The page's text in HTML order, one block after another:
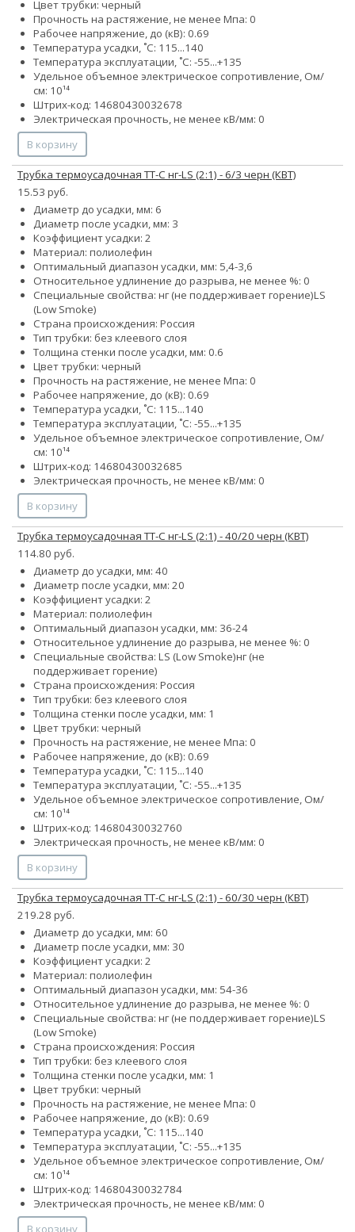
Цвет трубки: черный
Прочность на растяжение, не менее Мпа: 0
Рабочее напряжение, до (кВ): 0.69
Температура усадки, ˚С: 115...140
Температура эксплуатации, ˚С: -55...+135
Удельное объемное электрическое сопротивление, Ом/
см: 10¹⁴
Штрих-код: 14680430032678
Электрическая прочность, не менее кВ/мм: 0
В корзину
Трубка термоусадочная ТТ-С нг-LS (2:1) - 6/3 черн (КВТ)
15.53 руб.
Диаметр до усадки, мм: 6
Диаметр после усадки, мм: 3
Коэффициент усадки: 2
Материал: полиолефин
Оптимальный диапазон усадки, мм: 5,4-3,6
Относительное удлинение до разрыва, не менее %: 0
Специальные свойства: нг (не поддерживает горение)LS
(Low Smoke)
Страна происхождения: Россия
Тип трубки: без клеевого слоя
Толщина стенки после усадки, мм: 0.6
Цвет трубки: черный
Прочность на растяжение, не менее Мпа: 0
Рабочее напряжение, до (кВ): 0.69
Температура усадки, ˚С: 115...140
Температура эксплуатации, ˚С: -55...+135
Удельное объемное электрическое сопротивление, Ом/
см: 10¹⁴
Штрих-код: 14680430032685
Электрическая прочность, не менее кВ/мм: 0
В корзину
Трубка термоусадочная ТТ-С нг-LS (2:1) - 40/20 черн (КВТ)
114.80 руб.
Диаметр до усадки, мм: 40
Диаметр после усадки, мм: 20
Коэффициент усадки: 2
Материал: полиолефин
Оптимальный диапазон усадки, мм: 36-24
Относительное удлинение до разрыва, не менее %: 0
Специальные свойства: LS (Low Smoke)нг (не
поддерживает горение)
Страна происхождения: Россия
Тип трубки: без клеевого слоя
Толщина стенки после усадки, мм: 1
Цвет трубки: черный
Прочность на растяжение, не менее Мпа: 0
Рабочее напряжение, до (кВ): 0.69
Температура усадки, ˚С: 115...140
Температура эксплуатации, ˚С: -55...+135
Удельное объемное электрическое сопротивление, Ом/
см: 10¹⁴
Штрих-код: 14680430032760
Электрическая прочность, не менее кВ/мм: 0
В корзину
Трубка термоусадочная ТТ-С нг-LS (2:1) - 60/30 черн (КВТ)
219.28 руб.
Диаметр до усадки, мм: 60
Диаметр после усадки, мм: 30
Коэффициент усадки: 2
Материал: полиолефин
Оптимальный диапазон усадки, мм: 54-36
Относительное удлинение до разрыва, не менее %: 0
Специальные свойства: нг (не поддерживает горение)LS
(Low Smoke)
Страна происхождения: Россия
Тип трубки: без клеевого слоя
Толщина стенки после усадки, мм: 1
Цвет трубки: черный
Прочность на растяжение, не менее Мпа: 0
Рабочее напряжение, до (кВ): 0.69
Температура усадки, ˚С: 115...140
Температура эксплуатации, ˚С: -55...+135
Удельное объемное электрическое сопротивление, Ом/
см: 10¹⁴
Штрих-код: 14680430032784
Электрическая прочность, не менее кВ/мм: 0
В корзину